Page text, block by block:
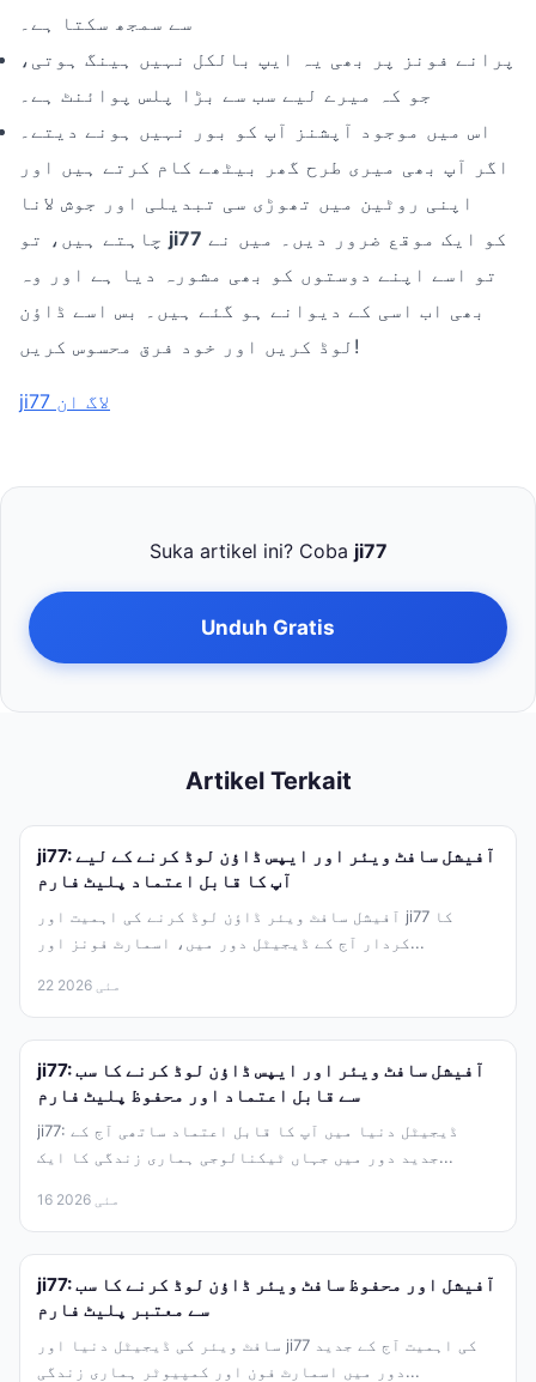
سے سمجھ سکتا ہے۔
پرانے فونز پر بھی یہ ایپ بالکل نہیں ہینگ ہوتی،
جو کہ میرے لیے سب سے بڑا پلس پوائنٹ ہے۔
اس میں موجود آپشنز آپ کو بور نہیں ہونے دیتے۔
اگر آپ بھی میری طرح گھر بیٹھے کام کرتے ہیں اور
اپنی روٹین میں تھوڑی سی تبدیلی اور جوش لانا
ji77
تو اسے اپنے دوستوں کو بھی مشورہ دیا ہے اور وہ
بھی اب اسی کے دیوانے ہو گئے ہیں۔ بس اسے ڈاؤن
لوڈ کریں اور خود فرق محسوس کریں!
ji77 لاگ ان
Suka artikel ini? Coba ji77
Unduh Gratis
Artikel Terkait
ji77: آفیشل سافٹ ویئر اور ایپس ڈاؤن لوڈ کرنے کے لیے
آپ کا قابل اعتماد پلیٹ فارم
آفیشل سافٹ ویئر ڈاؤن لوڈ کرنے کی اہمیت اور ji77 کا
کردار آج کے ڈیجیٹل دور میں، اسمارٹ فونز اور...
22 مئی 2026
ji77: آفیشل سافٹ ویئر اور ایپس ڈاؤن لوڈ کرنے کا سب
سے قابل اعتماد اور محفوظ پلیٹ فارم
ji77: ڈیجیٹل دنیا میں آپ کا قابل اعتماد ساتھی آج کے
جدید دور میں جہاں ٹیکنالوجی ہماری زندگی کا ایک...
16 مئی 2026
ji77: آفیشل اور محفوظ سافٹ ویئر ڈاؤن لوڈ کرنے کا سب
سے معتبر پلیٹ فارم
سافٹ ویئر کی ڈیجیٹل دنیا اور ji77 کی اہمیت آج کے جدید
دور میں اسمارٹ فون اور کمپیوٹر ہماری زندگی...